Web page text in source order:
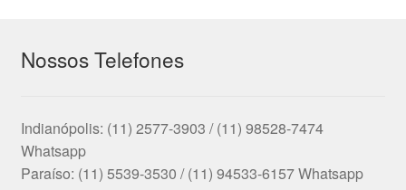
Nossos Telefones
Indianópolis: (11) 2577-3903 / (11) 98528-7474
Whatsapp
Paraíso: (11) 5539-3530 / (11) 94533-6157 Whatsapp